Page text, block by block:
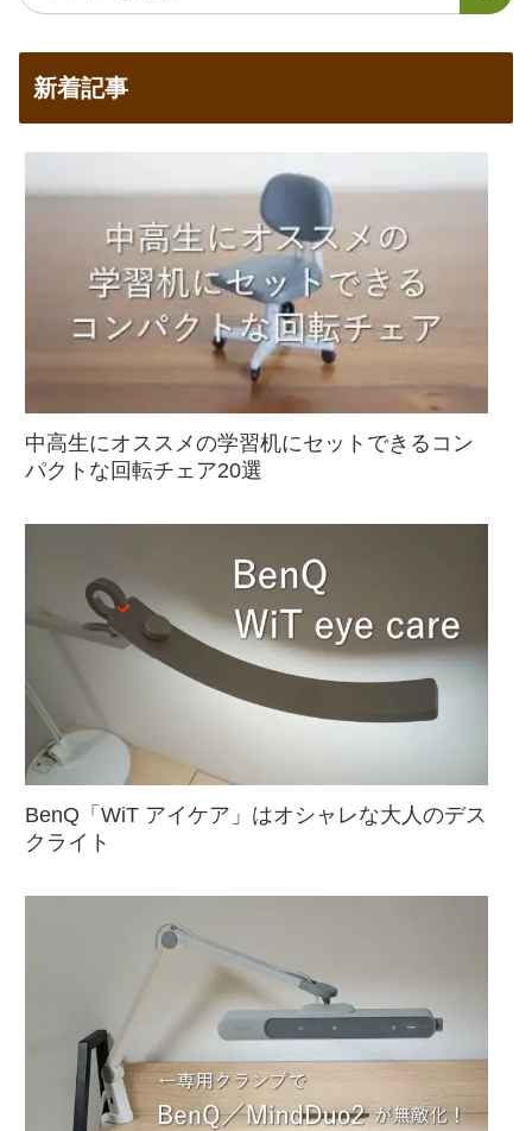
新着記事
中高生にオススメの学習机にセットできるコン
パクトな回転チェア20選
BenQ「WiT アイケア」はオシャレな大人のデス
クライト